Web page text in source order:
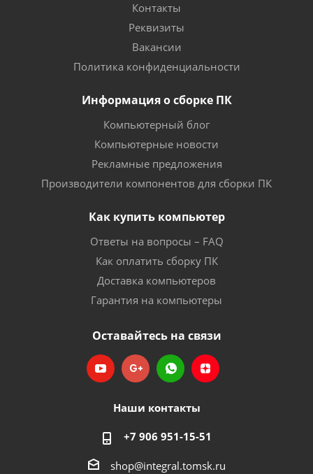
Контакты
Реквизиты
Вакансии
Политика конфиденциальности
Информация о сборке ПК
Компьютерный блог
Компьютерные новости
Рекламные предложения
Производители компонентов для сборки ПК
Как купить компьютер
Ответы на вопросы – FAQ
Как оплатить сборку ПК
Доставка компьютеров
Гарантия на компьютеры
Оставайтесь на связи
Наши контакты
+7 906 951-15-51
shop@integral.tomsk.ru